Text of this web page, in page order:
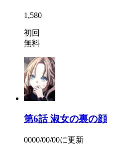
1,580
初回
無料
第6話 淑女の裏の顔
0000/00/00に更新